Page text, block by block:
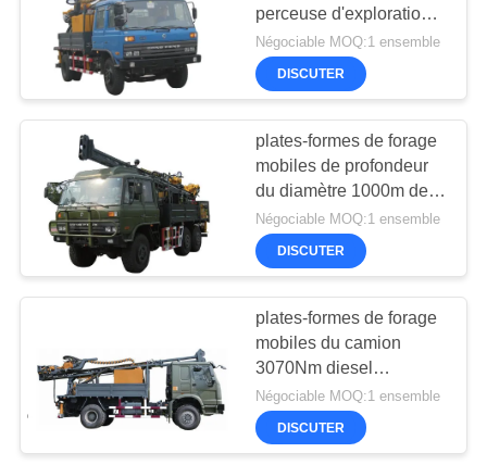
perceuse d'exploration
séismique de 480mm de
camion diesel
Négociable MOQ:1 ensemble
DISCUTER
plates-formes de forage
mobiles de profondeur
du diamètre 1000m de
132kw 56mm
Négociable MOQ:1 ensemble
DISCUTER
plates-formes de forage
mobiles du camion
3070Nm diesel
hydraulique de 1300m
Négociable MOQ:1 ensemble
DISCUTER